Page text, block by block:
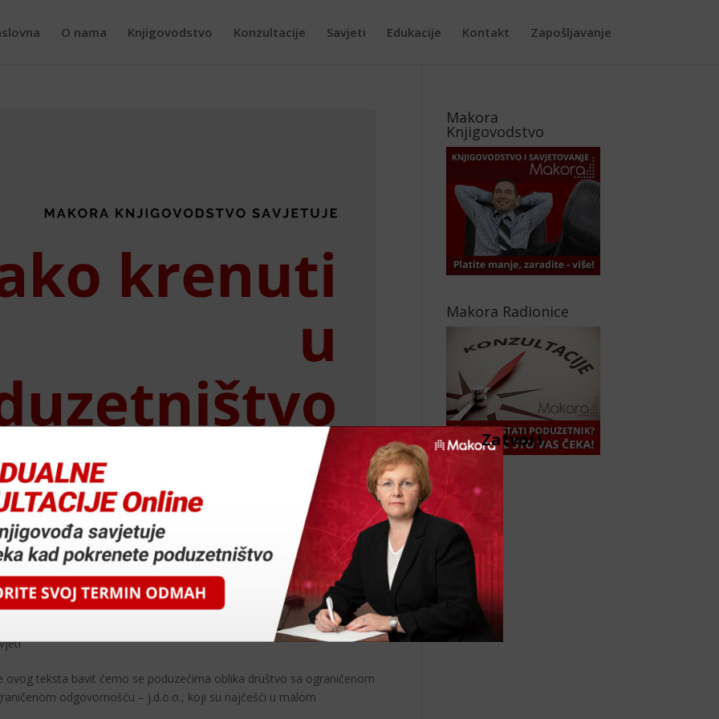
O nama Knjigovodstvo Konzultacije Savjeti Edukacije Kontakt Zapošljavanje
4 dio
ovog teksta bavit ćemo se poduzećima oblika društvo sa ograničenom
odgovornošću – j.d.o.o., koji su najčešći u malom
Makora
Knjigovodstvo
Makora Radionice
Zatvori